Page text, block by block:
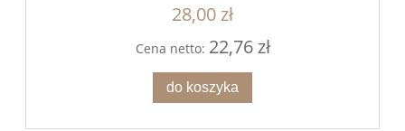
28,00 zł
Cena netto: 22,76 zł
do koszyka